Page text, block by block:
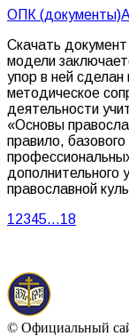
ОПК (документы)
Скачать
модели
упор в ней
методическое
деятельности
«Основы
правило,
дополнительного
православной
12345…18
© Официальный